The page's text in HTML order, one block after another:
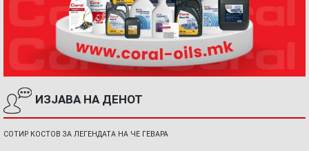
ИЗЈАВА НА ДЕНОТ
СОТИР КОСТОВ ЗА ЛЕГЕНДАТА НА ЧЕ ГЕВАРА